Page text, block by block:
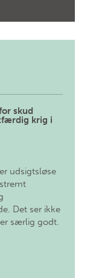
skud
krig i
udsigtsløse
Det ser ikke
særlig godt.